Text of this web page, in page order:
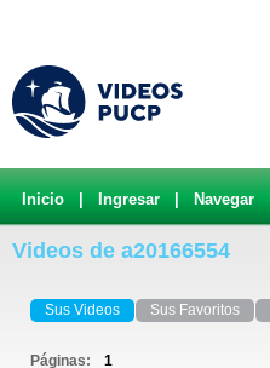
Inicio Ingresar Navegar
Videos de a20166554
Sus Videos Sus Favoritos
Páginas: 1